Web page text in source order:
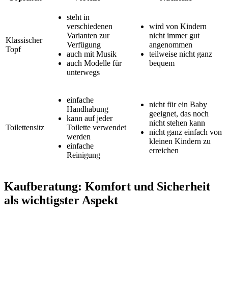
Klassischer
Topf
steht in
verschiedenen
Varianten zur
Verfügung
auch mit Musik
auch Modelle für
unterwegs
wird von Kindern
nicht immer gut
angenommen
teilweise nicht ganz
bequem
Toilettensitz
einfache
Handhabung
kann auf jeder
Toilette verwendet
werden
einfache
Reinigung
nicht für ein Baby
geeignet, das noch
nicht stehen kann
nicht ganz einfach von
kleinen Kindern zu
erreichen
Kaufberatung: Komfort und Sicherheit
als wichtigster Aspekt